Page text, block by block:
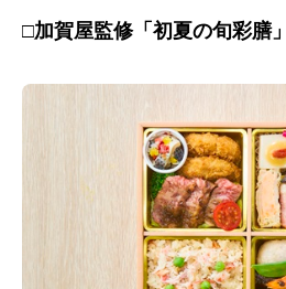
□加賀屋監修「初夏の旬彩膳」